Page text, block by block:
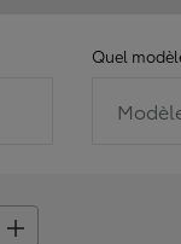
Quel